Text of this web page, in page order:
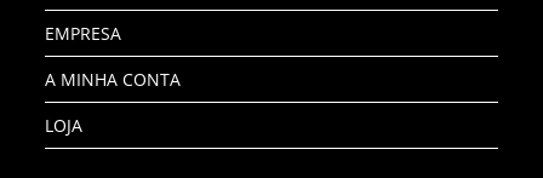
EMPRESA
A MINHA CONTA
LOJA